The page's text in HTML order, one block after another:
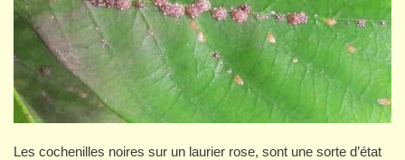
Les cochenilles noires sur un laurier rose, sont une sorte d’état